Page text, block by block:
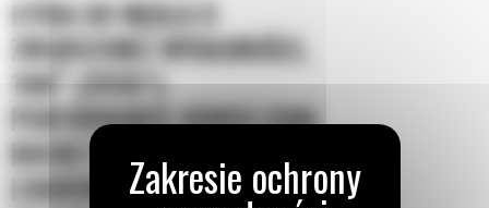
ŁYŻKA DO WĘGLA O
ZWIĘKSZONEJ WYDAJNOŚCI,
19M³ (25YD³)
PERFORMANCE SERIES COAL
BUCKETS FOR WHEEL
LOADERS